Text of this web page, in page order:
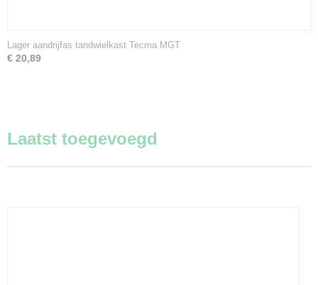
Lager aandrijfas tandwielkast Tecma MGT
€ 20,89
Laatst toegevoegd